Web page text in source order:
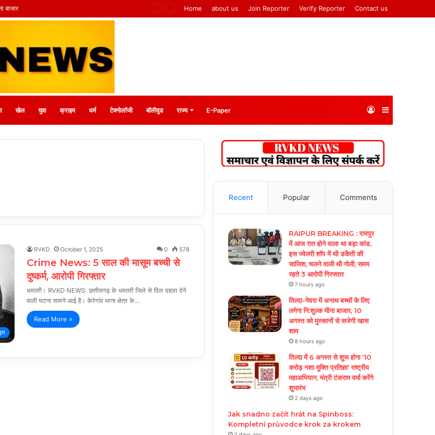
बाजार, 10 अगस्त को मुस्कानों से सजेगी खास शाम Home about us Join Reporter Verify Reporter Contact us
खेल युवा क्राइम धर्म टेक्नोलॉजी बॉलीवुड राज्य E-Paper Sidebar
Log
In
RVKD October 1, 2025 0 578
Crime News: 5 साल की मासूम बच्ची से
दुष्कर्म, आरोपी गिरफ्तार
धमतरी। RVKD NEWS: छत्तीसगढ़ के धमतरी जिले से दिल दहला देने
वाली घटना सामने आई है। केरेगांव थाना क्षेत्र के…
Read More »
Recent Popular Comments
RAIPUR BREAKING : रायपुर
में आज रात होने वाला था बड़ा कांड,
इस ज्वेलरी शॉप में थी डकैती की
साजिश, चलने वाली थी गोली, समय
रहते 3 आरोपी गिरफ्तार
7 hours ago
तिल्दा-नेवरा में अनाथ बच्चों के लिए
लगेगा नि:शुल्क मीना बाजार, 10
अगस्त को मुस्कानों से सजेगी खास
शाम
8 hours ago
तिल्दा में 6 अगस्त से शुरू होगा ‘10
करोड़ नशा मुक्ति प्रतिज्ञा’ राष्ट्रीय
महाअभियान, मंत्री टंकराम वर्मा करेंगे
शुभारंभ
2 days ago
Jak snadno začít hrát na Spinboss:
Kompletní průvodce krok za krokem